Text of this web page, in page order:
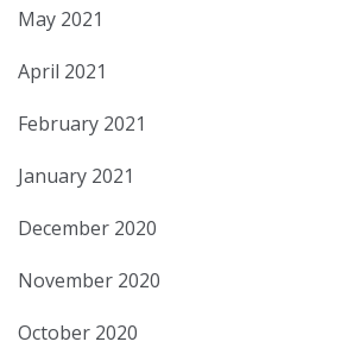
May 2021
April 2021
February 2021
January 2021
December 2020
November 2020
October 2020